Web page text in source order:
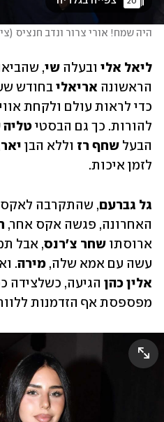
היה שמח! אורי צרור ונדב חנציס (
ליאל אלי ובעלה שי,
הראשונה אריאלי
להורות. כך גם הבסטי טליה
הבעל שחף רז וללא הבן יאר
לזמן איכות.
גל גברעם, שהתקרבה
האחרונה, פגשה אקס אחר,
ארוסתו שחר צ'רנס
עשה עם אמא שלה, מירה.
אלין כהן הגיעה, כשלצידה
מפספסת אף הזדמנות